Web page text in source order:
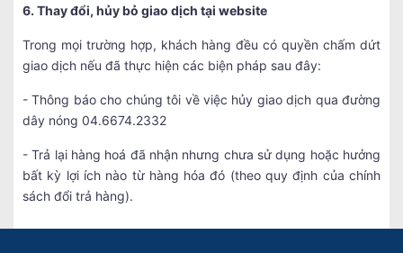
6. Thay đổi, hủy bỏ giao dịch tại website
Trong mọi trường hợp, khách hàng đều có quyền chấm dứt
giao dịch nếu đã thực hiện các biện pháp sau đây:
- Thông báo cho chúng tôi về việc hủy giao dịch qua đường
dây nóng 04.6674.2332
- Trả lại hàng hoá đã nhận nhưng chưa sử dụng hoặc hưởng
bất kỳ lợi ích nào từ hàng hóa đó (theo quy định của chính
sách đổi trả hàng).